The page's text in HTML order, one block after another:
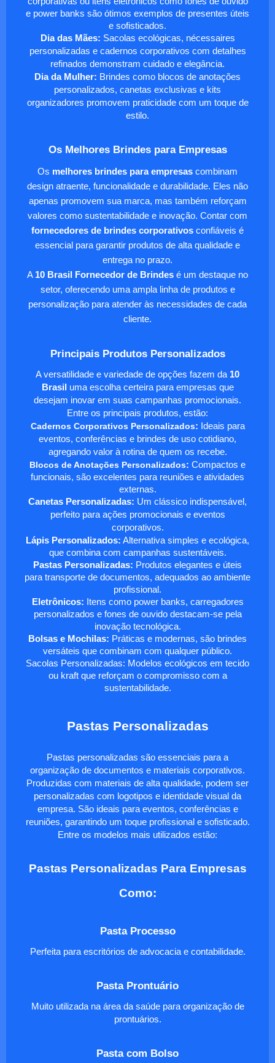
e power banks são ótimos exemplos de presentes úteis
e sofisticados.
Dia das Mães: Sacolas ecológicas, nécessaires
personalizadas e cadernos corporativos com detalhes
refinados demonstram cuidado e elegância.
Dia da Mulher: Brindes como blocos de anotações
personalizados, canetas exclusivas e kits
organizadores promovem praticidade com um toque de
estilo.
Os Melhores Brindes para Empresas
Os melhores brindes para empresas combinam
design atraente, funcionalidade e durabilidade. Eles não
apenas promovem sua marca, mas também reforçam
valores como sustentabilidade e inovação. Contar com
fornecedores de brindes corporativos confiáveis é
essencial para garantir produtos de alta qualidade e
entrega no prazo.
A 10 Brasil Fornecedor de Brindes é um destaque no
setor, oferecendo uma ampla linha de produtos e
personalização para atender às necessidades de cada
cliente.
Principais Produtos Personalizados
A versatilidade e variedade de opções fazem da 10
Brasil uma escolha certeira para empresas que
desejam inovar em suas campanhas promocionais.
Entre os principais produtos, estão:
Cadernos Corporativos Personalizados: Ideais para
eventos, conferências e brindes de uso cotidiano,
agregando valor à rotina de quem os recebe.
Blocos de Anotações Personalizados: Compactos e
funcionais, são excelentes para reuniões e atividades
externas.
Canetas Personalizadas: Um clássico indispensável,
perfeito para ações promocionais e eventos
corporativos.
Lápis Personalizados: Alternativa simples e ecológica,
que combina com campanhas sustentáveis.
Pastas Personalizadas: Produtos elegantes e úteis
para transporte de documentos, adequados ao ambiente
profissional.
Eletrônicos: Itens como power banks, carregadores
personalizados e fones de ouvido destacam-se pela
inovação tecnológica.
Bolsas e Mochilas: Práticas e modernas, são brindes
versáteis que combinam com qualquer público.
Sacolas Personalizadas: Modelos ecológicos em tecido
ou kraft que reforçam o compromisso com a
sustentabilidade.
Pastas Personalizadas
Pastas personalizadas são essenciais para a
organização de documentos e materiais corporativos.
Produzidas com materiais de alta qualidade, podem ser
personalizadas com logotipos e identidade visual da
empresa. São ideais para eventos, conferências e
reuniões, garantindo um toque profissional e sofisticado.
Entre os modelos mais utilizados estão:
Pastas Personalizadas Para Empresas
Como:
Pasta Processo
Perfeita para escritórios de advocacia e contabilidade.
Pasta Prontuário
Muito utilizada na área da saúde para organização de
prontuários.
Pasta com Bolso